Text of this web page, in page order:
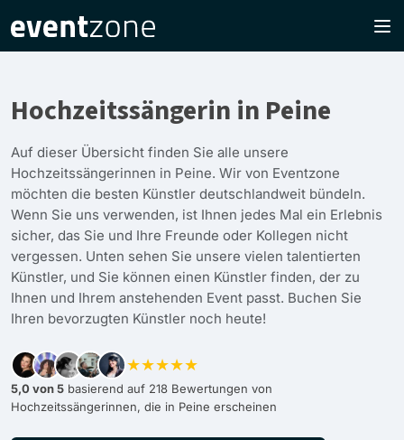
Hochzeitssängerin in Peine
Auf dieser Übersicht finden Sie alle unsere
Hochzeitssängerinnen in Peine. Wir von Eventzone
möchten die besten Künstler deutschlandweit bündeln.
Wenn Sie uns verwenden, ist Ihnen jedes Mal ein Erlebnis
sicher, das Sie und Ihre Freunde oder Kollegen nicht
vergessen. Unten sehen Sie unsere vielen talentierten
Künstler, und Sie können einen Künstler finden, der zu
Ihnen und Ihrem anstehenden Event passt. Buchen Sie
Ihren bevorzugten Künstler noch heute!
★★★★★
5,0 von 5 basierend auf 218 Bewertungen von
Hochzeitssängerinnen, die in Peine erscheinen